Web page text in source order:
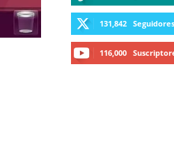
131,842 Seguidores
116,000